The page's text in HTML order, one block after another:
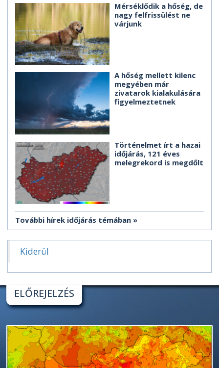
Mérséklődik a hőség, de
nagy felfrissülést ne
várjunk
A hőség mellett kilenc
megyében már
zivatarok kialakulására
figyelmeztetnek
Történelmet írt a hazai
időjárás, 121 éves
melegrekord is megdőlt
További hírek időjárás témában
Kiderül
ELŐREJELZÉS